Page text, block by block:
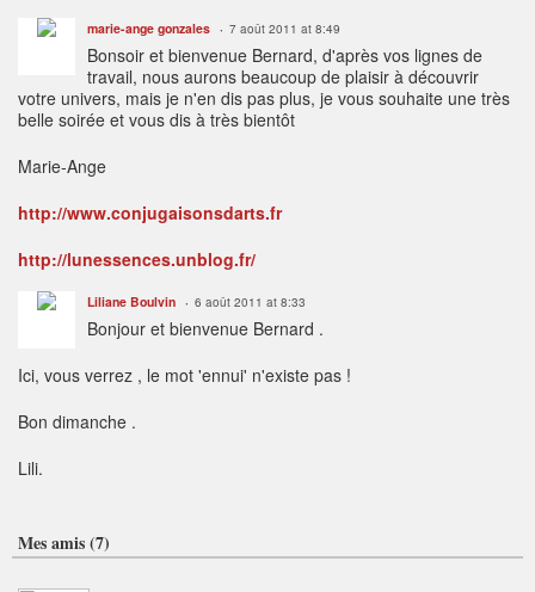
marie-ange gonzales 7 août 2011 at 8:49
Bonsoir et bienvenue Bernard, d'après vos lignes de
travail, nous aurons beaucoup de plaisir à découvrir
votre univers, mais je n'en dis pas plus, je vous souhaite une très
belle soirée et vous dis à très bientôt
Marie-Ange
http://www.conjugaisonsdarts.fr
http://lunessences.unblog.fr/
Liliane Boulvin 6 août 2011 at 8:33
Bonjour et bienvenue Bernard .
Ici, vous verrez , le mot 'ennui' n'existe pas !
Bon dimanche .
Lili.
Mes amis (7)